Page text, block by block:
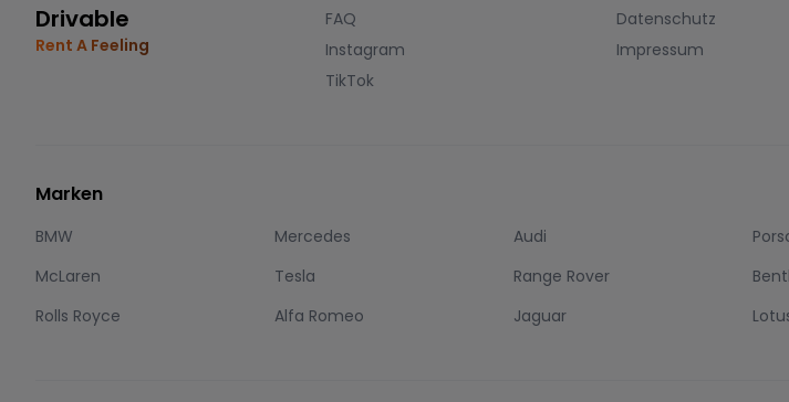
Drivable
Rent A Feeling
FAQ
Instagram
TikTok
Datenschutz
Impressum
Marken
BMW Mercedes Audi
McLaren
Tesla Range Rover
Rolls Royce
Alfa Romeo Jaguar